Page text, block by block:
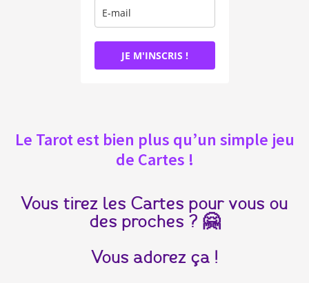
JE M'INSCRIS !
Le Tarot est bien plus qu’un simple jeu
de Cartes !
Vous tirez les Cartes pour vous ou
des proches ? 🤗
Vous adorez ça !